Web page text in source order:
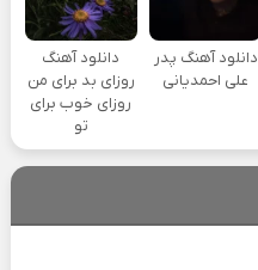
دانلود آهنگ پدر
علی احمدیانی
دانلود آهنگ
روزای بد برای من
روزای خوب برای
تو